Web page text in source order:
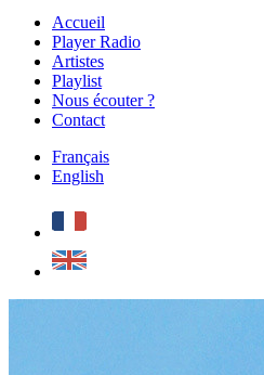
Accueil
Player Radio
Artistes
Playlist
Nous écouter ?
Contact
Français
English